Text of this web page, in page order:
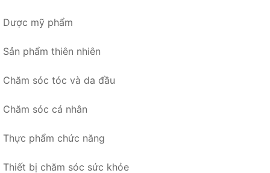
Dược mỹ phẩm
Sản phẩm thiên nhiên
Chăm sóc tóc và da đầu
Chăm sóc cá nhân
Thực phẩm chức năng
Thiết bị chăm sóc sức khỏe